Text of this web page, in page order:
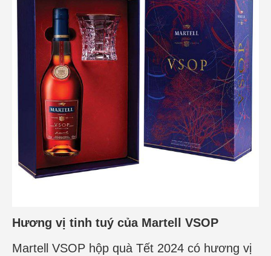
Hương vị tinh tuý của Martell VSOP
Martell VSOP hộp quà Tết 2024 có hương vị